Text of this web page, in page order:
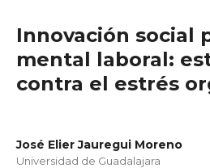
Innovación social
mental laboral:
contra el estrés
José Elier Jauregui Moreno
Universidad de Guadalajara